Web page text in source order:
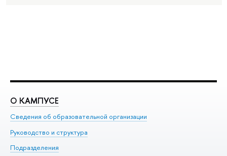
О КАМПУСЕ
Сведения об образовательной организации
Руководство и структура
Подразделения